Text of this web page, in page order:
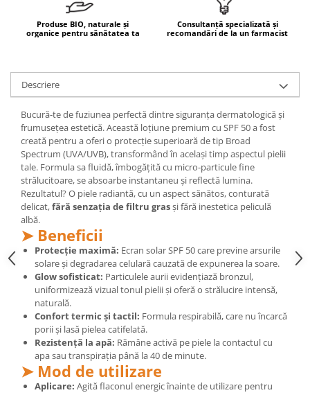
COSRX
OOTD
Cettua
Haruharu Wonder
Medicube
ARIUL
Dr. Althea
DELLA BORN
Seleniu
Seminte de in
Spirulina
Ulei de peste
Ulei MCT
Vitamina A
Vitamina B
Vitamina C
Vitamina D
Vitamina E
Vitamina K
Cătină
Chlorella
Colina
Electroliti
Produse BIO, naturale și
organice pentru sănătatea ta
Consultanță specializată și
recomandări de la un farmacist
Descriere
Bucură-te de fuziunea perfectă dintre siguranța dermatologică și
frumusețea estetică. Această loțiune premium cu SPF 50 a fost
creată pentru a oferi o protecție superioară de tip Broad
Spectrum (UVA/UVB), transformând în același timp aspectul pielii
tale. Formula sa fluidă, îmbogățită cu micro-particule fine
strălucitoare, se absoarbe instantaneu și reflectă lumina.
Rezultatul? O piele radiantă, cu un aspect sănătos, conturată
delicat,fără senzația de filtru grasși fără inestetica peliculă
albă.
➤ Beneficii
Protecție maximă: Ecran solar SPF 50 care previne arsurile
solare și degradarea celulară cauzată de expunerea la soare.
Glow sofisticat: Particulele aurii evidențiază bronzul,
uniformizează vizual tonul pielii și oferă o strălucire intensă,
naturală.
Confort termic și tactil: Formula respirabilă, care nu încarcă
porii și lasă pielea catifelată.
Rezistență la apă: Rămâne activă pe piele la contactul cu
apa sau transpirația până la 40 de minute.
➤ Mod de utilizare
Aplicare: Agită flaconul energic înainte de utilizare pentru